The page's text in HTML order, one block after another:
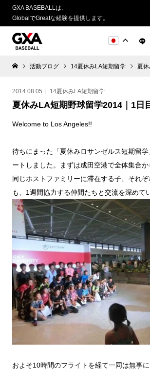
GXA BASEBALLは、
GlobalでGreatな経験を提供します。
活動ブログ 14夏休みLA短期留学 夏休み
2014.08.05 14夏休みLA短期留学
夏休みLA短期野球留学2014｜1日
Welcome to Los Angeles!!
待ちにまった「夏休みロサンゼルス短期留
ートしました。まずは成田空港で全体集合か
同じホストファミリーに滞在する子、それ
も、1週間協力する仲間たちと交流を深めて
およそ10時間のフライトを経て一同は無事